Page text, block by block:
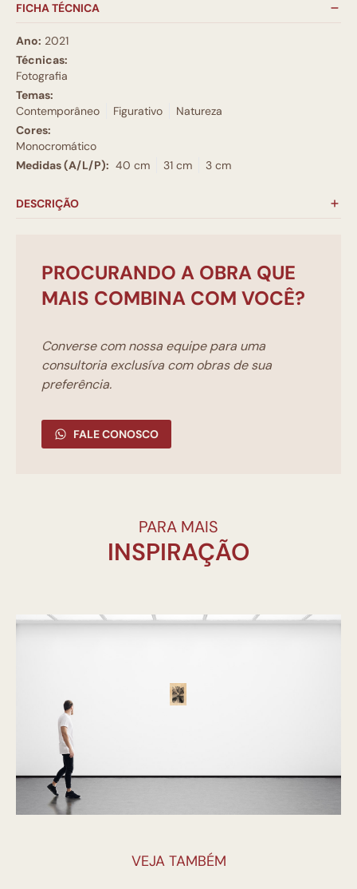
FICHA TÉCNICA
Ano: 2021
Técnicas:
Fotografia
Temas:
Contemporâneo
Figurativo
Natureza
Cores:
Monocromático
Medidas (A/L/P): 40 cm 31 cm 3 cm
DESCRIÇÃO
PROCURANDO A OBRA QUE
MAIS COMBINA COM VOCÊ?
Converse com nossa equipe para uma
consultoria exclusíva com obras de sua
preferência.
FALE CONOSCO
PARA MAIS
INSPIRAÇÃO
VEJA TAMBÉM